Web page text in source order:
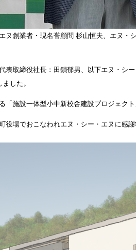
ヌ創業者・現名誉顧問 杉山恒夫、エヌ・
表取締役社長：田鎖郁男、以下エヌ・シ
した。
施設一体型小中新校舎建設プロジェク
役場でおこなわれエヌ・シー・エヌに感謝